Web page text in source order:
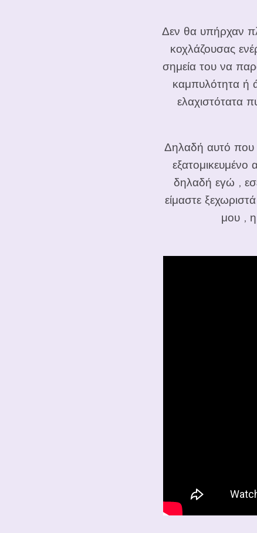
Δεν θα υπήρχαν
κοχλάζουσας
σημεία του να
καμπυλότητα ή
ελαχιστότατα
Δηλαδή αυτό που
εξατομικευμένο
δηλαδή εγώ ,
είμαστε
μου ,